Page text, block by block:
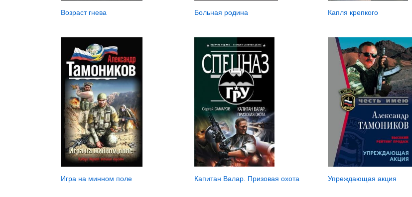
Возраст гнева Больная родина Капля крепкого
Игра на минном поле Капитан Валар. Призовая охота Упреждающая акция